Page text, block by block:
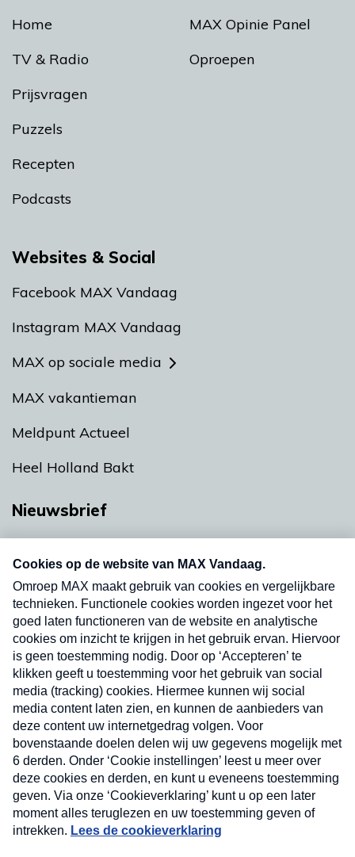
Home
TV & Radio
Prijsvragen
Puzzels
Recepten
Podcasts
MAX Opinie Panel
Oproepen
Websites & Social
Facebook MAX Vandaag
Instagram MAX Vandaag
MAX op sociale media
MAX vakantieman
Meldpunt Actueel
Heel Holland Bakt
Nieuwsbrief
nieuwsbrief. Elke vrijdag- en dinsdagochtend in
uw mailbox.
Verzend
Nieuwsbrief
Neem hier een gratis abonnement op onze
nieuwsbrief. Elke vrijdag- en dinsdagochtend in uw